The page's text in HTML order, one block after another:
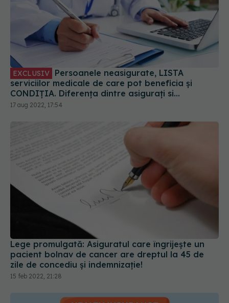
EXCLUSIV
serviciilor medicale de care pot beneficia și
CONDIȚIA. Diferența dintre asigurați si
neasigurați. CNAS: 50 de lei pe persoană pe an
17 aug 2022, 17:54
Lege promulgată: Asiguratul care îngrijește un
pacient bolnav de cancer are dreptul la 45 de
zile de concediu și indemnizație!
15 feb 2022, 21:28